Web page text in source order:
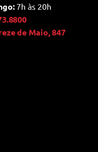
7h às 20h
de Maio, 847